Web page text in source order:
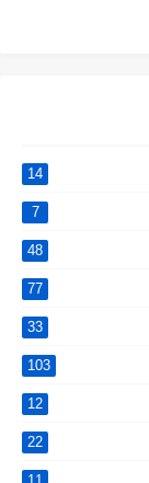
14
7
48
77
33
103
12
22